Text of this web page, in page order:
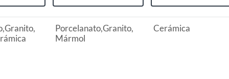
kg
devolución y cambio:
y otros productos para asfalto.
Porcelanato,Granito,
Mármol
Cerámica